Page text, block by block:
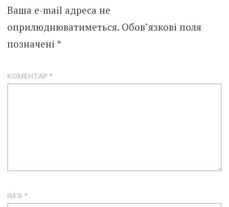
Ваша e-mail адреса не
оприлюднюватиметься. Обов’язкові поля
позначені *
КОМЕНТАР *
ІМ'Я *